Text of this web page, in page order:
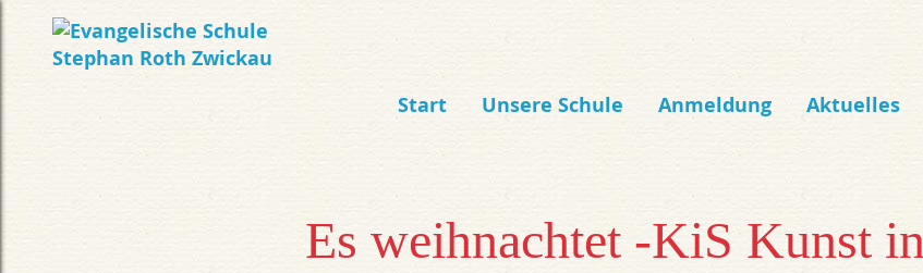
Start Unsere Schule Anmeldung Aktuelles
Es weihnachtet -KiS Kunst